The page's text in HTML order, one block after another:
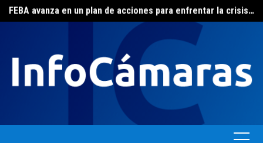
Skip
toEl ERAS continúa con el beneficio de la tarifa social del agua